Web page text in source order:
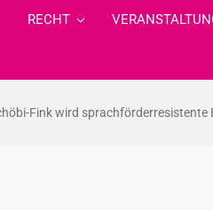
RECHT
Fink wird sprachförderresistente